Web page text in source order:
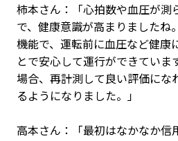
柿本さん：「心拍数や血圧が測
で、健康意識が高まりましたね
機能で、運転前に血圧など健康
とで安心して運行ができていま
場合、再計測して良い評価にな
るようになりました。」
高本さん：「最初はなかなか信